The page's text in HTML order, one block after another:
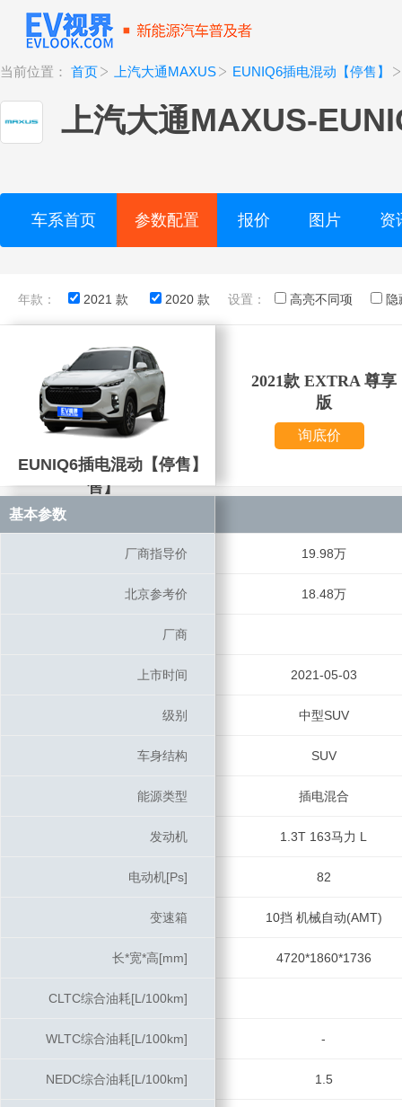
当前位置： 首页 上汽大通MAXUS EUNIQ6插电混动【停售】
上汽大通MAXUS-
车系首页 参数配置 报价 图片 资
年款： 2021 款 2020 款 设置： 高亮不同项
EUNIQ6插电混动【停售】
EUNIQ6插电混动【停
售】
2021款 EXTRA 尊享
版
询底价
基本参数
厂商指导价 19.98万
北京参考价 18.48万
厂商
上市时间 2021-05-03
级别 中型SUV
车身结构 SUV
能源类型 插电混合
发动机 1.3T 163马力 L
电动机[Ps] 82
变速箱 10挡 机械自动(AMT)
长*宽*高[mm] 4720*1860*1736
CLTC综合油耗[L/100km]
WLTC综合油耗[L/100km] -
NEDC综合油耗[L/100km] 1.5
基本参数
厂商指导价
北京参考价
厂商
上市时间
级别
车身结构
能源类型
发动机
电动机[Ps]
变速箱
长*宽*高[mm]
CLTC综合油耗[L/100km]
WLTC综合油耗[L/100km]
NEDC综合油耗[L/100km]